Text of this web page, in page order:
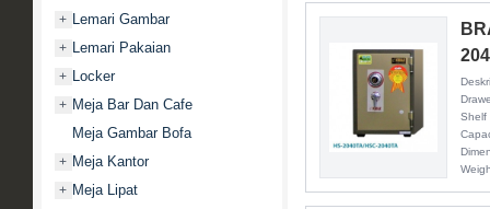
+ Lemari Gambar
+ Lemari Pakaian
+ Locker
+ Meja Bar Dan Cafe
Meja Gambar Bofa
+ Meja Kantor
+ Meja Lipat
Shelf